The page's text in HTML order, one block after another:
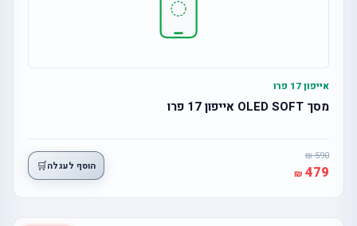
אייפון 17 פרו
מסך OLED SOFT אייפון 17 פרו
590
479 הוסף לעגלה🛒